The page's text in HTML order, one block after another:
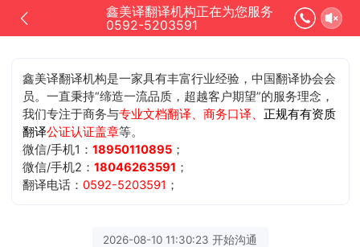
鑫美译翻译机构正在为您服务
0592-5203591
鑫美译翻译机构是一家具有丰富行业经验，中国翻译协会会
员。一直秉持“缔造一流品质，超越客户期望”的服务理念，
我们专注于商务与专业文档翻译、商务口译、 正规有有资质
翻译公证认证盖章等。
微信/手机1：18950110895 ；
微信/手机2：18046263591 ；
翻译电话：0592-5203591 ；
2026-08-10 11:30:23 开始沟通